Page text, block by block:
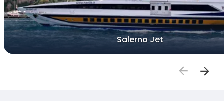
Salerno Jet